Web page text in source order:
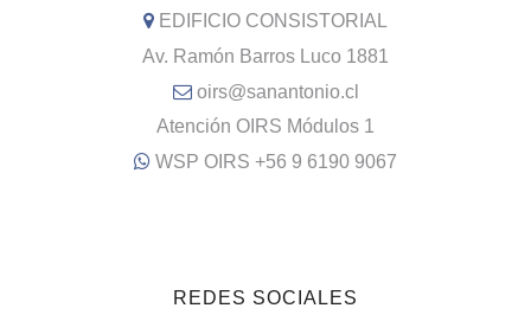
EDIFICIO CONSISTORIAL
Av. Ramón Barros Luco 1881
oirs@sanantonio.cl
Atención OIRS Módulos 1
WSP OIRS +56 9 6190 9067
REDES SOCIALES